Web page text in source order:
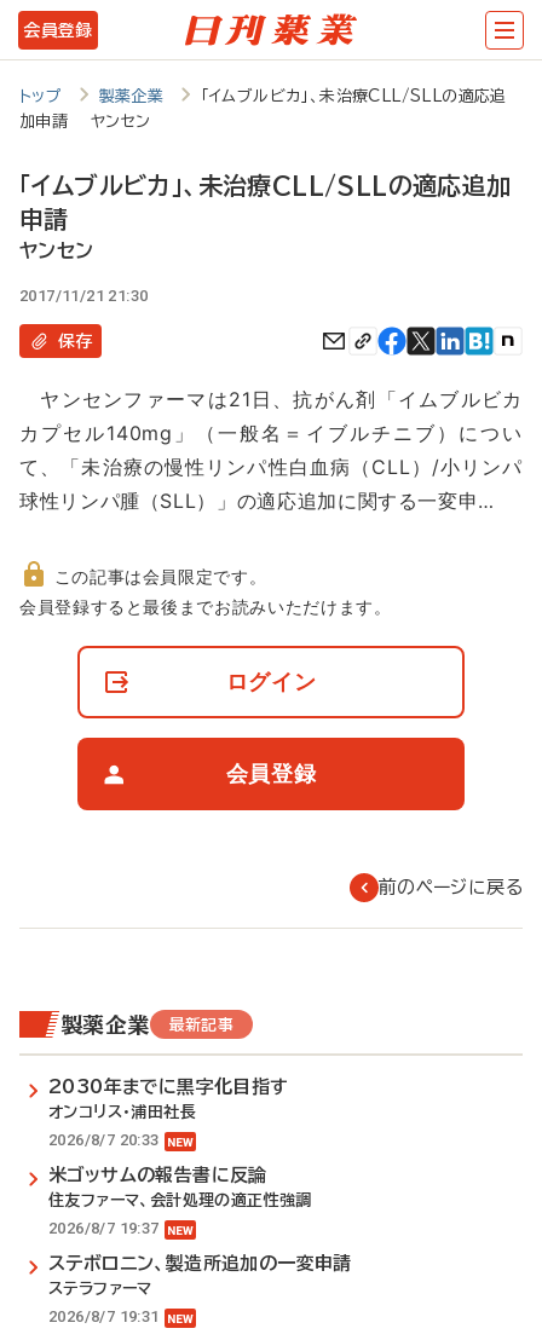
メ
イ
テ
ン
ツ
に
会員登録
トップ 製薬企業
「イムブルビカ」、未治療CLL/SLLの適応追
加申請 ヤンセン
「イムブルビカ」、未治療CLL/SLLの適応追加
申請
ヤンセン
2017/11/21 21:30
保存
ヤンセンファーマは21日、抗がん剤「イムブルビカ
カプセル140mg」（一般名＝イブルチニブ）につい
て、「未治療の慢性リンパ性白血病（CLL）/小リンパ
球性リンパ腫（SLL）」の適応追加に関する一変申…
非
この記事は会員限定です。
会員登録すると最後までお読みいただけます。
ログイン
会員登録
前のページに戻る
製薬企業 最新記事
2030年までに黒字化目指す
オンコリス・浦田社長
2026/8/7 20:33
米ゴッサムの報告書に反論
住友ファーマ、会計処理の適正性強調
2026/8/7 19:37
ステボロニン、製造所追加の一変申請
ステラファーマ
2026/8/7 19:31